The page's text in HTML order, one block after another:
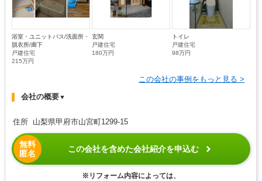
浴室・ユニットバス/洗面所・
脱衣所/廊下
戸建住宅
215万円
玄関
戸建住宅
180万円
トイレ
戸建住宅
98万円
この会社の事例をもっと見る >
会社の概要▼
住所 山梨県甲府市山宮町1299-15
無料
匿名
この会社を含めた会社紹介を申込む
※リフォーム内容によっては、